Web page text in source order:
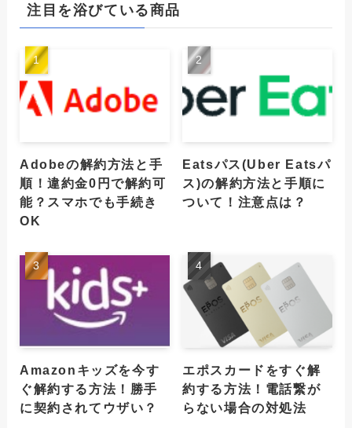
注目を浴びている商品
Adobeの解約方法と手
順！違約金0円で解約可
能？スマホでも手続き
OK
Eatsパス(Uber Eatsパ
ス)の解約方法と手順に
ついて！注意点は？
Amazonキッズを今す
ぐ解約する方法！勝手
に契約されてウザい？
エポスカードをすぐ解
約する方法！電話繋が
らない場合の対処法